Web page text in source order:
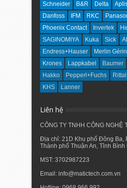
Schneider
B&R Delta
Danfoss
IFM RKC
Phoenix Contact
Invertek
SAGINOMIYA
Kuka Sick
Endress+Hauser
Merlin Gérin
Krones
Lappkabel Baumer
Hakko
Pepperl+Fuchs Rittal
KHS
Lanner
Liên hệ
CÔNG TY TNHH CÔNG NGHỆ
Địa chỉ: 21D Khu phố Đông Ba,
Thành phố Thuận An, Tỉnh
MST: 3702987223
Email: info@matictech.com.vn